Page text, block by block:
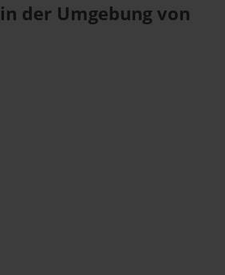
der Umgebung von